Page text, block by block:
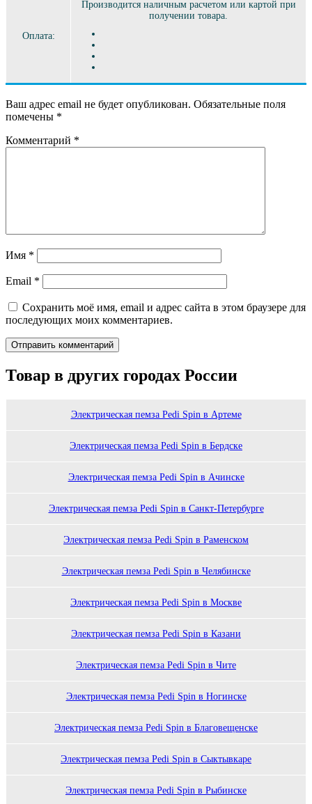
Оплата:
Производится наличным расчетом или картой при
получении товара.
Ваш адрес email не будет опубликован. Обязательные поля
помечены *
Комментарий *
Имя *
Email *
Сохранить моё имя, email и адрес сайта в этом браузере для
последующих моих комментариев.
Товар в других городах России
Электрическая пемза Pedi Spin в Артеме
Электрическая пемза Pedi Spin в Бердске
Электрическая пемза Pedi Spin в Ачинске
Электрическая пемза Pedi Spin в Санкт-Петербурге
Электрическая пемза Pedi Spin в Раменском
Электрическая пемза Pedi Spin в Челябинске
Электрическая пемза Pedi Spin в Москве
Электрическая пемза Pedi Spin в Казани
Электрическая пемза Pedi Spin в Чите
Электрическая пемза Pedi Spin в Ногинске
Электрическая пемза Pedi Spin в Благовещенске
Электрическая пемза Pedi Spin в Сыктывкаре
Электрическая пемза Pedi Spin в Рыбинске